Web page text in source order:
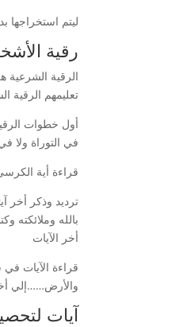
ليتم استخراجها
رقية
الرقية
تعليمهم الرقية
أول خطوات
في التوراة ولا
قراءة أية
ترديد وذكر أخر
بالله وملائكته
أخر الآيات
والأرض……إلي
آيات